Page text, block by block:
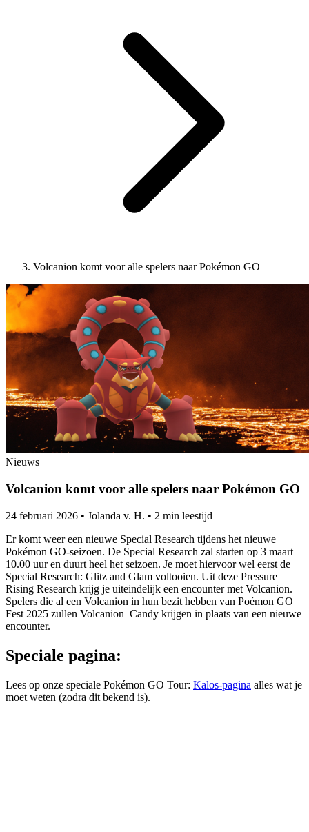
Volcanion komt voor alle spelers naar Pokémon GO
Nieuws
Volcanion komt voor alle spelers naar Pokémon GO
24 februari 2026 • Jolanda v. H. • 2 min leestijd
Er komt weer een nieuwe Special Research tijdens het nieuwe
Pokémon GO-seizoen. De Special Research zal starten op 3 maart
10.00 uur en duurt heel het seizoen. Je moet hiervoor wel eerst de
Special Research: Glitz and Glam voltooien. Uit deze Pressure
Rising Research krijg je uiteindelijk een encounter met Volcanion.
Spelers die al een Volcanion in hun bezit hebben van Poémon GO
Fest 2025 zullen Volcanion Candy krijgen in plaats van een nieuwe
encounter.
Speciale pagina:
Lees op onze speciale Pokémon GO Tour: Kalos-pagina alles wat je
moet weten (zodra dit bekend is).